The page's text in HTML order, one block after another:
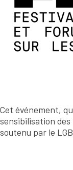
Cet événement,
sensibilisation des
soutenu par le